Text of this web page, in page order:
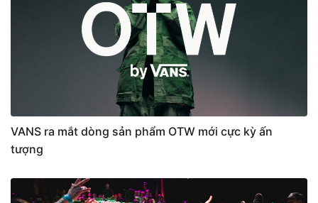
VANS ra mắt dòng sản phẩm OTW mới cực kỳ ấn
tượng